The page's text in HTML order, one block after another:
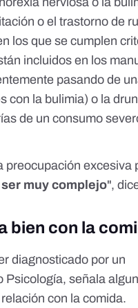
o el trastorno de
los que se cumplen
incluidos en los
pasando de
con la bulimia) o la
de un consumo
preocupación excesiva
muy complejo",
bien con la
diagnosticado por un
Psicología, señala
con la comida.